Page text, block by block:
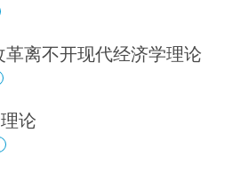
尔森是将经济学从一个论
”学科的关键人物。
（Paul Solman）对萨缪尔
年12月24日。以下是对这篇
革离不开现代经济学理论
论